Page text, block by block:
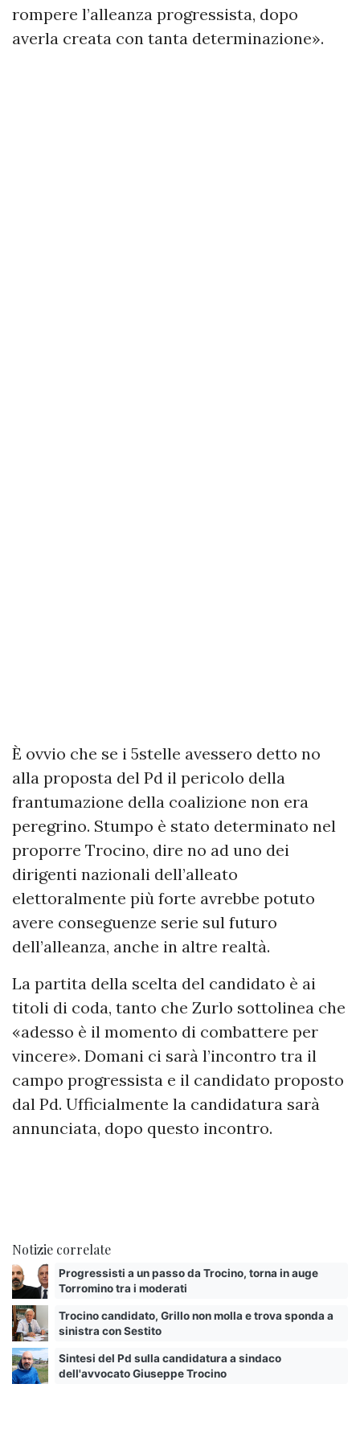
rompere l’alleanza progressista, dopo
averla creata con tanta determinazione».
È ovvio che se i 5stelle avessero detto no
alla proposta del Pd il pericolo della
frantumazione della coalizione non era
peregrino. Stumpo è stato determinato nel
proporre Trocino, dire no ad uno dei
dirigenti nazionali dell’alleato
elettoralmente più forte avrebbe potuto
avere conseguenze serie sul futuro
dell’alleanza, anche in altre realtà.
La partita della scelta del candidato è ai
titoli di coda, tanto che Zurlo sottolinea che
«adesso è il momento di combattere per
vincere». Domani ci sarà l’incontro tra il
campo progressista e il candidato proposto
dal Pd. Ufficialmente la candidatura sarà
annunciata, dopo questo incontro.
Notizie correlate
Progressisti a un passo da Trocino, torna in auge
Torromino tra i moderati
Trocino candidato, Grillo non molla e trova sponda a
sinistra con Sestito
Sintesi del Pd sulla candidatura a sindaco
dell'avvocato Giuseppe Trocino